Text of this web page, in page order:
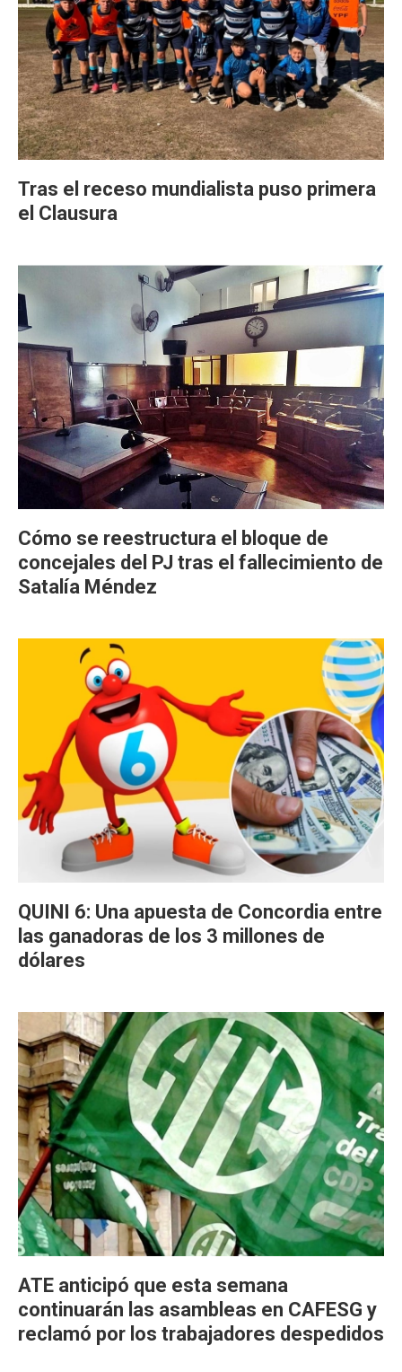
Tras el receso mundialista puso primera
el Clausura
Cómo se reestructura el bloque de
concejales del PJ tras el fallecimiento de
Satalía Méndez
QUINI 6: Una apuesta de Concordia entre
las ganadoras de los 3 millones de
dólares
ATE anticipó que esta semana
continuarán las asambleas en CAFESG y
reclamó por los trabajadores despedidos